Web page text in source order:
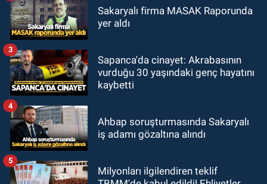
Sakaryalı firma MASAK Raporunda
yer aldı
Sapanca'da cinayet: Akrabasının
vurduğu 30 yaşındaki genç hayatını
kaybetti
3
Ahbap soruşturmasında Sakaryalı
iş adamı gözaltına alındı
4
Milyonları ilgilendiren teklif
5